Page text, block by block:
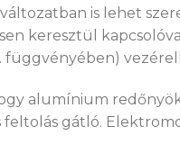
is lehet
keresztül
függvényében)
alumínium
gátló.